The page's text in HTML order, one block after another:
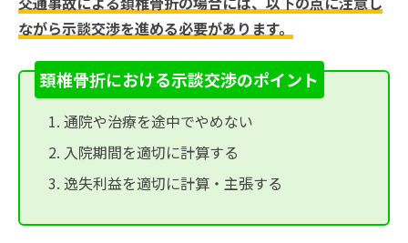
ながら示談交渉を進める必要があります。
頚椎骨折における示談交渉のポイント
通院や治療を途中でやめない
入院期間を適切に計算する
逸失利益を適切に計算・主張する